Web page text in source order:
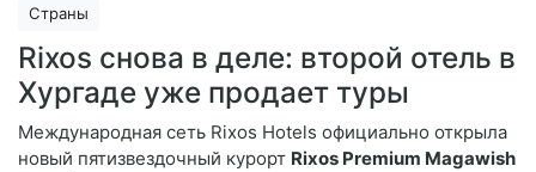
Страны
Rixos снова в деле: второй отель в
Хургаде уже продает туры
Международная сеть Rixos Hotels официально открыла
новый пятизвездочный курорт Rixos Premium Magawish